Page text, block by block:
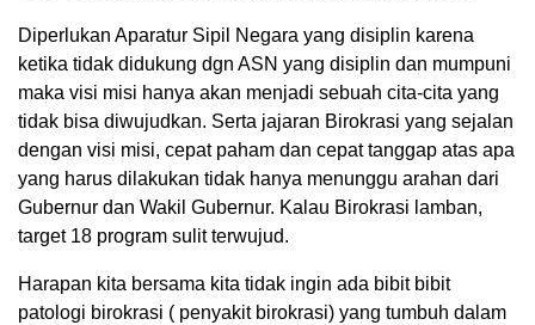
Diperlukan Aparatur Sipil Negara yang disiplin karena
ketika tidak didukung dgn ASN yang disiplin dan mumpuni
maka visi misi hanya akan menjadi sebuah cita-cita yang
tidak bisa diwujudkan. Serta jajaran Birokrasi yang sejalan
dengan visi misi, cepat paham dan cepat tanggap atas apa
yang harus dilakukan tidak hanya menunggu arahan dari
Gubernur dan Wakil Gubernur. Kalau Birokrasi lamban,
target 18 program sulit terwujud.
Harapan kita bersama kita tidak ingin ada bibit bibit
patologi birokrasi ( penyakit birokrasi) yang tumbuh dalam